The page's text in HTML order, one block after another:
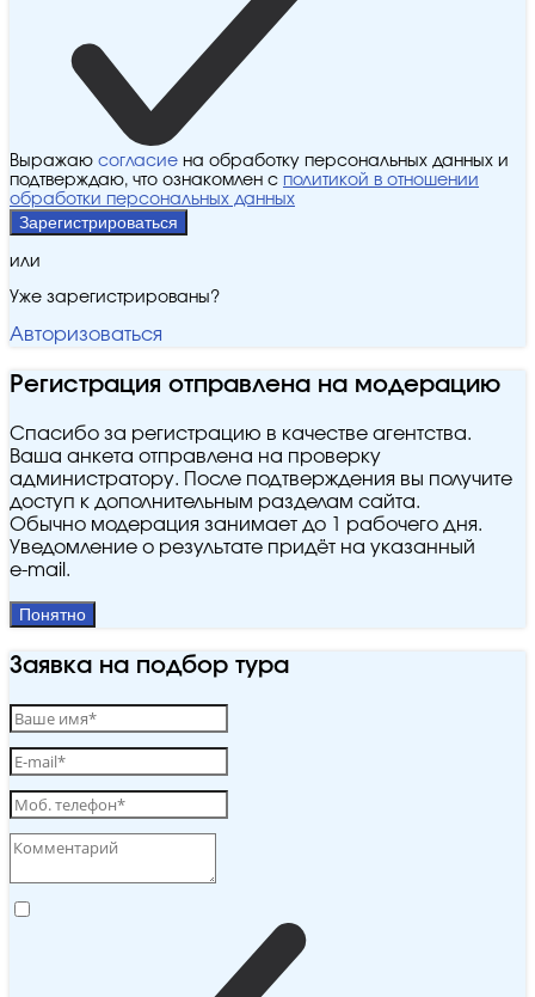
Выражаю согласие на обработку персональных данных и
подтверждаю, что ознакомлен с политикой в отношении
обработки персональных данных
Зарегистрироваться
или
Уже зарегистрированы?
Авторизоваться
Регистрация отправлена на модерацию
Спасибо за регистрацию в качестве агентства.
Ваша анкета отправлена на проверку
администратору. После подтверждения вы получите
доступ к дополнительным разделам сайта.
Обычно модерация занимает до 1 рабочего дня.
Уведомление о результате придёт на указанный
e‑mail.
Понятно
Заявка на подбор тура